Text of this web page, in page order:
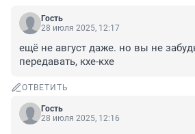
Гость
28 июля 2025, 12:17
ещё не август даже. но вы не
передавать, кхе-кхе
ОТВЕТИТЬ
Гость
28 июля 2025, 12:16